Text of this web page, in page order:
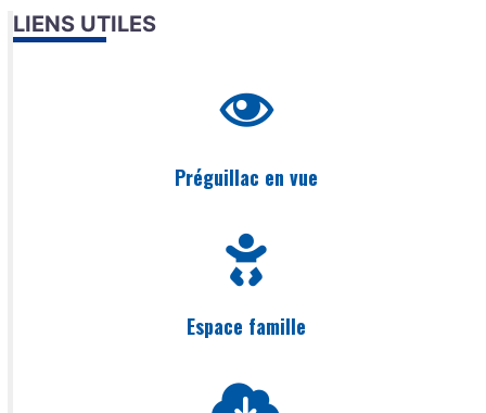
LIENS UTILES
Préguillac en vue
Espace famille